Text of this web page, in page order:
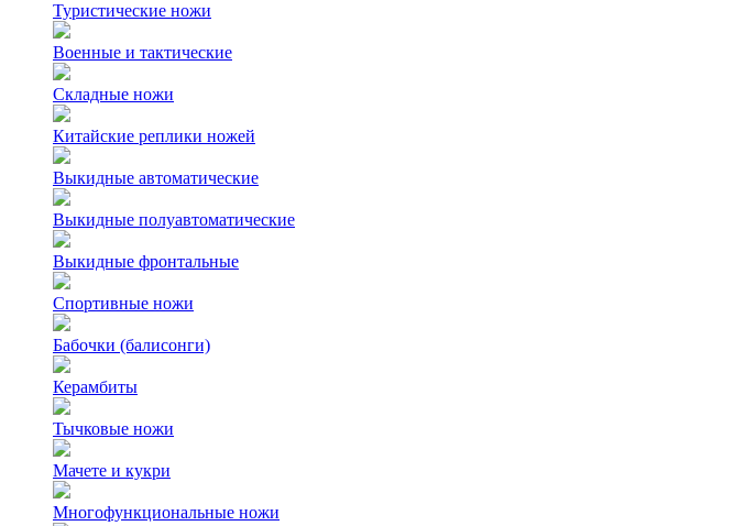
Туристические ножи
Военные и тактические
Складные ножи
Китайские реплики ножей
Выкидные автоматические
Выкидные полуавтоматические
Выкидные фронтальные
Спортивные ножи
Бабочки (балисонги)
Керамбиты
Тычковые ножи
Мачете и кукри
Многофункциональные ножи